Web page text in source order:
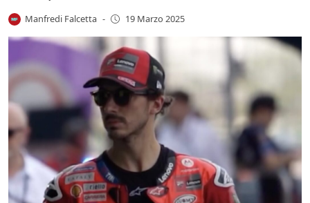
Manfredi Falcetta - 19 Marzo 2025